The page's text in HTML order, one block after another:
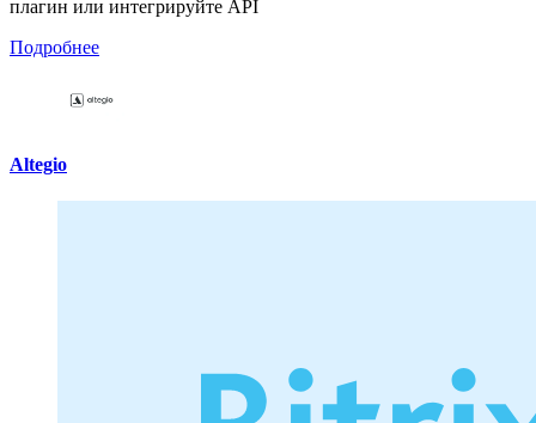
плагин или интегрируйте API
Подробнее
Altegio